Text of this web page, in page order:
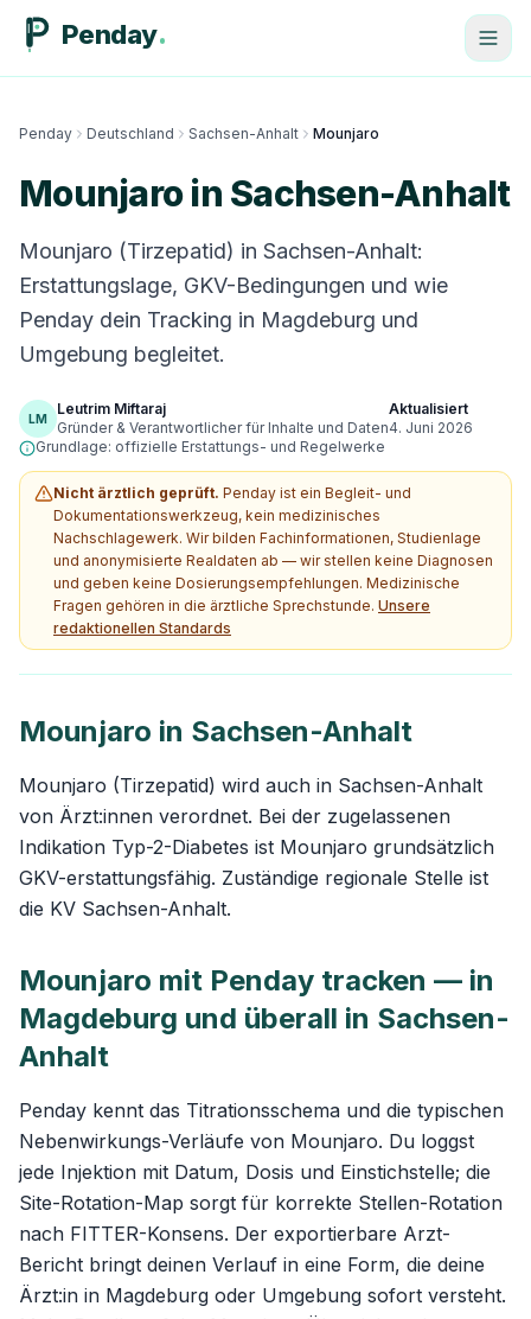
Penday
Penday Deutschland Sachsen-Anhalt Mounjaro
Mounjaro in Sachsen-Anhalt
Mounjaro (Tirzepatid) in Sachsen-Anhalt:
Erstattungslage, GKV-Bedingungen und wie
Penday dein Tracking in Magdeburg und
Umgebung begleitet.
LM
Leutrim Miftaraj
Gründer & Verantwortlicher für Inhalte und Daten
Aktualisiert
4. Juni 2026
Grundlage: offizielle Erstattungs- und Regelwerke
Nicht ärztlich geprüft. Penday ist ein Begleit- und
Dokumentationswerkzeug, kein medizinisches
Nachschlagewerk. Wir bilden Fachinformationen, Studienlage
und anonymisierte Realdaten ab — wir stellen keine Diagnosen
und geben keine Dosierungsempfehlungen. Medizinische
Fragen gehören in die ärztliche Sprechstunde. Unsere
redaktionellen Standards
Mounjaro in Sachsen-Anhalt
Mounjaro (Tirzepatid) wird auch in Sachsen-Anhalt
von Ärzt:innen verordnet. Bei der zugelassenen
Indikation Typ-2-Diabetes ist Mounjaro grundsätzlich
GKV-erstattungsfähig. Zuständige regionale Stelle ist
die KV Sachsen-Anhalt.
Mounjaro mit Penday tracken — in
Magdeburg und überall in Sachsen-
Anhalt
Penday kennt das Titrationsschema und die typischen
Nebenwirkungs-Verläufe von Mounjaro. Du loggst
jede Injektion mit Datum, Dosis und Einstichstelle; die
Site-Rotation-Map sorgt für korrekte Stellen-Rotation
nach FITTER-Konsens. Der exportierbare Arzt-
Bericht bringt deinen Verlauf in eine Form, die deine
Ärzt:in in Magdeburg oder Umgebung sofort versteht.